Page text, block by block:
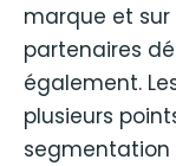
marque et
partenaires
également.
plusieurs